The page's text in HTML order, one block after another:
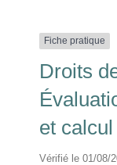
Fiche pratique
Droits
et
Vérifié le 01/08/